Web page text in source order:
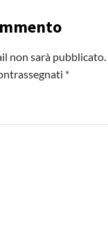
non sarà pubblicato.
*